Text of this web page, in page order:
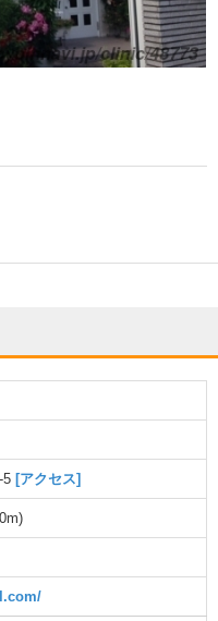
5 [アクセス]
)